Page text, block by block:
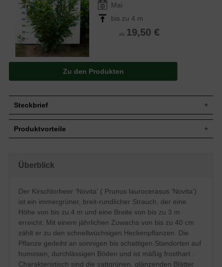
Mai
bis zu 4 m
ab 19,50 €
Zu den Produkten
Steckbrief
Zuwachs
Wuchsform
Frucht
Tiefschwarze erbsengroße Steinfrüchte,
nicht zum Verzehr geeignet
Blüte
Weiß, im Mai, angenehm duftend
Blütezeit
Mai
Boden
Humose und durchlässige Böden,
Staunässe vermeiden
Standort
Sonnig bis schattig
Produktvorteile
gut schnittverträglich
optimal für breite Hecken bis 400 cm
verträgt keine Staunässe
mäßig frosthart
regelmäßiger Beschnitt nötig
Überblick
Der Kirschlorbeer 'Novita' ( Prunus laurocerasus 'Novita')
ist ein immergrüner, breit-rundlicher Strauch, der eine
Höhe von bis zu 4 m und eine Breite von bis zu 3 m
erreicht. Mit einem jährlichen Zuwachs von bis zu 40 cm
zählt er zu den schnellwüchsigen Heckenpflanzen. Die
Pflanze gedeiht an sonnigen bis schattigen Standorten auf
humosen, durchlässigen Böden und ist mäßig frosthart .
Charakteristisch sind die sattgrünen, glänzenden Blätter